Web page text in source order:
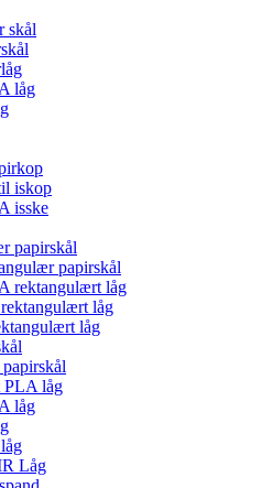
skål
låg
iskop
isske
papirskål
papirskål
rektangulært låg
låg
låg
PLA låg
låg
Låg